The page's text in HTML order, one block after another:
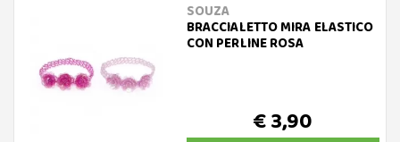
SOUZA
BRACCIALETTO MIRA ELASTICO
CON PERLINE ROSA
€ 3,90